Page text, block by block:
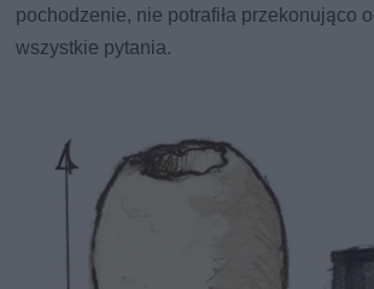
pochodzenie, nie potrafiła przekonująco
wszystkie pytania.